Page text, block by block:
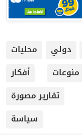
دولي
محليات
منوعات
أفكار
تقارير مصورة
سياسة